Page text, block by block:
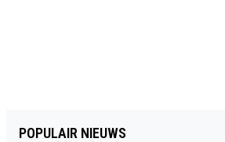
POPULAIR NIEUWS